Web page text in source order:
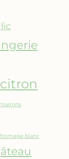
citron
fromage blanc